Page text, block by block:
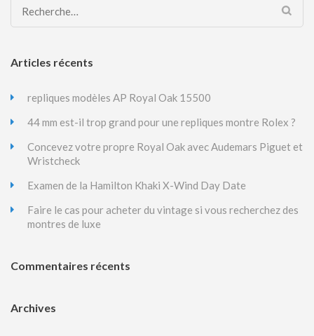
Rechercher :
Articles récents
repliques modèles AP Royal Oak 15500
44 mm est-il trop grand pour une repliques montre Rolex ?
Concevez votre propre Royal Oak avec Audemars Piguet et
Wristcheck
Examen de la Hamilton Khaki X-Wind Day Date
Faire le cas pour acheter du vintage si vous recherchez des
montres de luxe
Commentaires récents
Archives